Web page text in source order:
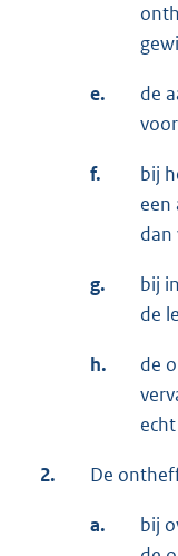
e.
de
f.
bij
een
dan
g.
bij
de
h.
de
2. De
a.
bij